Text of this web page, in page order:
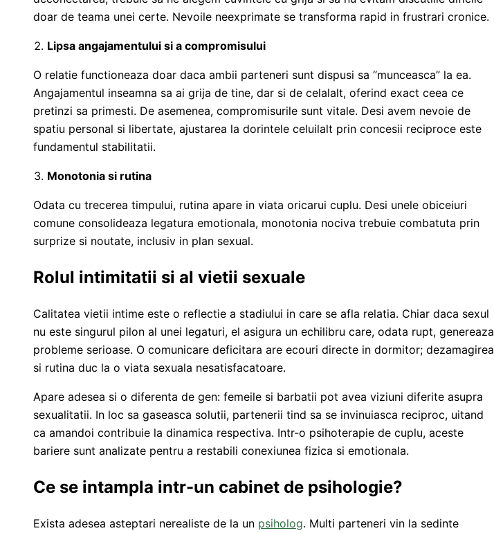
doar de teama unei certe. Nevoile neexprimate se transforma rapid in frustrari cronice.
Lipsa angajamentului si a compromisului
O relatie functioneaza doar daca ambii parteneri sunt dispusi sa “munceasca” la ea.
Angajamentul inseamna sa ai grija de tine, dar si de celalalt, oferind exact ceea ce
pretinzi sa primesti. De asemenea, compromisurile sunt vitale. Desi avem nevoie de
spatiu personal si libertate, ajustarea la dorintele celuilalt prin concesii reciproce este
fundamentul stabilitatii.
Monotonia si rutina
Odata cu trecerea timpului, rutina apare in viata oricarui cuplu. Desi unele obiceiuri
comune consolideaza legatura emotionala, monotonia nociva trebuie combatuta prin
surprize si noutate, inclusiv in plan sexual.
Rolul intimitatii si al vietii sexuale
Calitatea vietii intime este o reflectie a stadiului in care se afla relatia. Chiar daca sexul
nu este singurul pilon al unei legaturi, el asigura un echilibru care, odata rupt, genereaza
probleme serioase. O comunicare deficitara are ecouri directe in dormitor; dezamagirea
si rutina duc la o viata sexuala nesatisfacatoare.
Apare adesea si o diferenta de gen: femeile si barbatii pot avea viziuni diferite asupra
sexualitatii. In loc sa gaseasca solutii, partenerii tind sa se invinuiasca reciproc, uitand
ca amandoi contribuie la dinamica respectiva. Intr-o psihoterapie de cuplu, aceste
bariere sunt analizate pentru a restabili conexiunea fizica si emotionala.
Ce se intampla intr-un cabinet de psihologie?
Exista adesea asteptari nerealiste de la un psiholog. Multi parteneri vin la sedinte